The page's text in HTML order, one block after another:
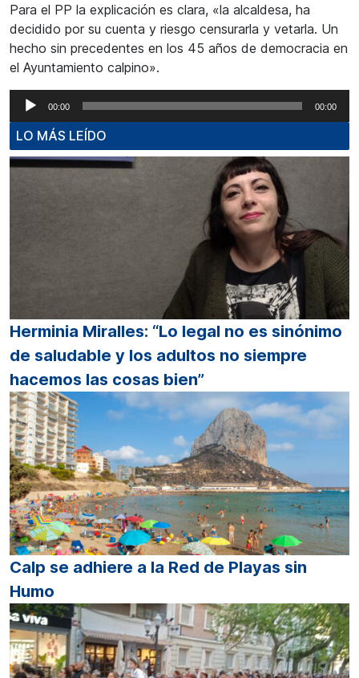
Para el PP la explicación es clara, «la alcaldesa, ha
decidido por su cuenta y riesgo censurarla y vetarla. Un
hecho sin precedentes en los 45 años de democracia en
el Ayuntamiento calpino».
Reproductor
audio
00:00 00:00
LO MÁS LEÍDO
Herminia Miralles: “Lo legal no es sinónimo
de saludable y los adultos no siempre
hacemos las cosas bien”
Calp se adhiere a la Red de Playas sin
Humo